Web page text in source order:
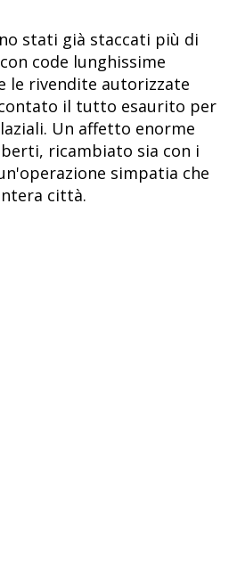
stati già staccati più di
code lunghissime
le rivendite autorizzate
il tutto esaurito per
Un affetto enorme
ricambiato sia con i
simpatia che
città.